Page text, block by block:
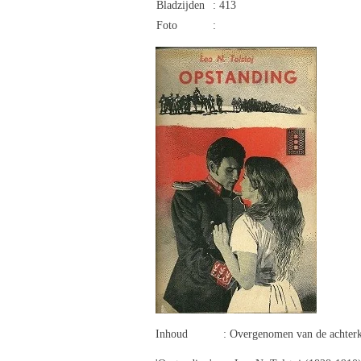
Bladzijden
: 413
Foto
:
Inhoud : Overgenomen van de